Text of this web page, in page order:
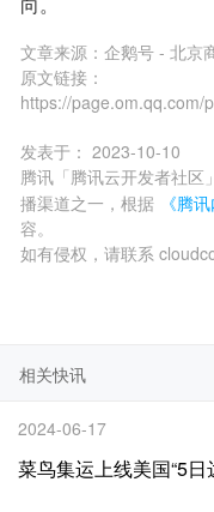
文章来源： 企鹅号 - 北京
原文链接：
https://page.om.qq.com/
发表于： 2023-10-10
腾讯「腾讯云开发者社区
播渠道之一，根据
《腾
容。
如有侵权，请联系
相关快讯
2024-06-17
菜鸟集运上线美国“5日